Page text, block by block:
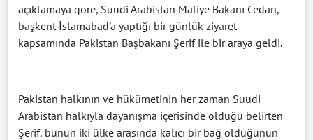
açıklamaya göre, Suudi Arabistan Maliye Bakanı Cedan,
başkent İslamabad'a yaptığı bir günlük ziyaret
kapsamında Pakistan Başbakanı Şerif ile bir araya geldi.
Pakistan halkının ve hükümetinin her zaman Suudi
Arabistan halkıyla dayanışma içerisinde olduğu belirten
Şerif, bunun iki ülke arasında kalıcı bir bağ olduğunun